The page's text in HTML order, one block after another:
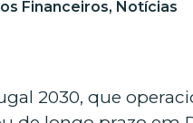
Financeiros, Notícias
2030, que